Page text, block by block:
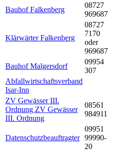
Bauhof Falkenberg
08727
969687
Klärwärter Falkenberg
08727
7170
oder
969687
Bauhof Malgersdorf
09954
307
Abfallwirtschaftsverband
Isar-Inn
ZV Gewässer III.
Ordnung ZV Gewässer
III. Ordnung
08561
984911
Datenschutzbeauftragter
09951
99990-
20